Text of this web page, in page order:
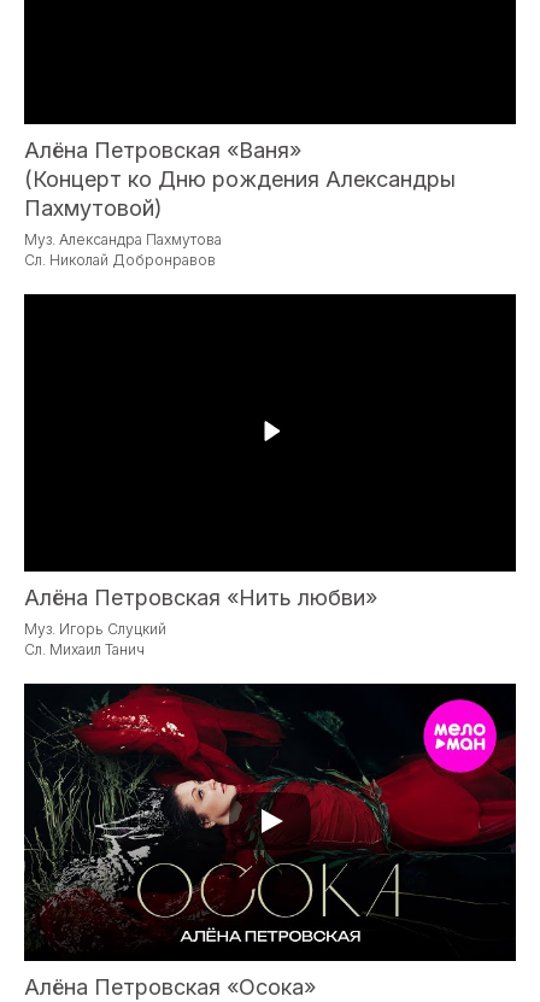
Алёна Петровская «Ваня»
(Концерт ко Дню рождения Александры
Пахмутовой)
Муз. Александра Пахмутова
Сл. Николай Добронравов
Алёна Петровская «Нить любви»
Муз. Игорь Слуцкий
Сл. Михаил Танич
Алёна Петровская «Осока»